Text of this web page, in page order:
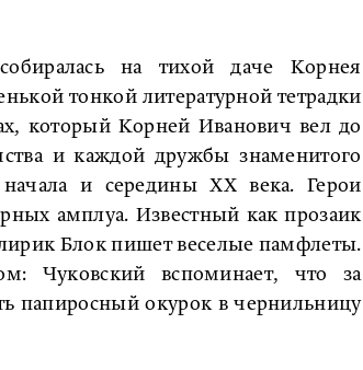
на тихой даче Корнея
тонкой литературной тетрадки
который Корней Иванович вел до
и каждой дружбы знаменитого
и середины XX века. Герои
амплуа. Известный как прозаик
Блок пишет веселые памфлеты.
Чуковский вспоминает, что за
папиросный окурок в чернильницу